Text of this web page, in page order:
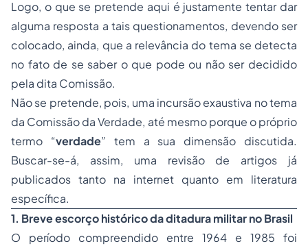
Logo, o que se pretende aqui é justamente tentar dar
alguma resposta a tais questionamentos, devendo ser
colocado, ainda, que a relevância do tema se detecta
no fato de se saber o que pode ou não ser decidido
pela dita Comissão.
Não se pretende, pois, uma incursão exaustiva no tema
da Comissão da Verdade, até mesmo porque o próprio
termo “verdade” tem a sua dimensão discutida.
Buscar-se-á, assim, uma revisão de artigos já
publicados tanto na internet quanto em literatura
específica.
1. Breve escorço histórico da ditadura militar no Brasil
O período compreendido entre 1964 e 1985 foi